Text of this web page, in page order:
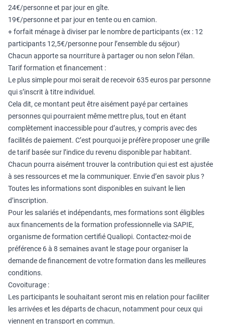
24€/personne et par jour en gîte.
19€/personne et par jour en tente ou en camion.
+ forfait ménage à diviser par le nombre de participants (ex : 12
participants 12,5€/personne pour l’ensemble du séjour)
Chacun apporte sa nourriture à partager ou non selon l’élan.
Tarif formation et financement :
Le plus simple pour moi serait de recevoir 635 euros par personne
qui s’inscrit à titre individuel.
Cela dit, ce montant peut être aisément payé par certaines
personnes qui pourraient même mettre plus, tout en étant
complètement inaccessible pour d’autres, y compris avec des
facilités de paiement. C’est pourquoi je préfère proposer une grille
de tarif basée sur l’indice du revenu disponible par habitant.
Chacun pourra aisément trouver la contribution qui est est ajustée
à ses ressources et me la communiquer. Envie d’en savoir plus ?
Toutes les informations sont disponibles en suivant le lien
d’inscription.
Pour les salariés et indépendants, mes formations sont éligibles
aux financements de la formation professionnelle via SAPIE,
organisme de formation certifié Qualiopi. Contactez-moi de
préférence 6 à 8 semaines avant le stage pour organiser la
demande de financement de votre formation dans les meilleures
conditions.
Covoiturage :
Les participants le souhaitant seront mis en relation pour faciliter
les arrivées et les départs de chacun, notamment pour ceux qui
viennent en transport en commun.